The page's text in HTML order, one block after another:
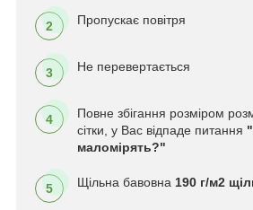
2 Пропускає повітря
3 Не перевертається
4
Повне збігання розміром
сітки, у Вас відпаде питання
маломірять?"
5 Щільна бавовна 190 г/м2